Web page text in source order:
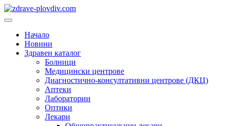
Преминете
към
Основно
Начало
Новини
Здравен каталог
Болници
Медицински центрове
Диагностично-консултативни центрове (ДКЦ)
Аптеки
Лаборатории
Оптики
Лекари